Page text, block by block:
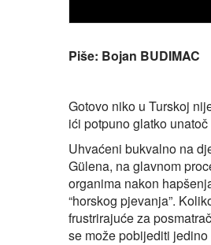
Piše: Bojan BUDIMAC
Gotovo niko u Turskoj
ići potpuno glatko
Uhvaćeni bukvalno na
Gülena, na glavnom
organima nakon
“horskog pjevanja”.
frustrirajuće za
se može pobijediti